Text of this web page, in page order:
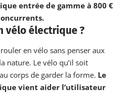
entrée de gamme à 800 €
vélo électrique ?
en vélo sans penser aux
nature. Le vélo qu’il soit
corps de garder la forme. Le
vient aider l’utilisateur